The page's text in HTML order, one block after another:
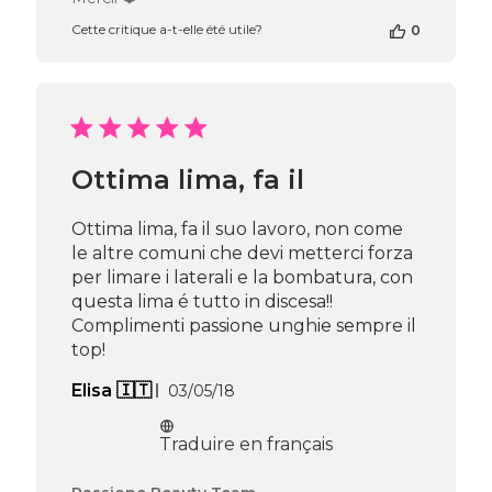
de
Beauty
du
Sun
Aug
11
2024
Cette critique a-t-elle été utile? 0
Ottima lima, fa il
Ottima lima, fa il suo lavoro, non come
le altre comuni che devi metterci forza
per limare i laterali e la bombatura, con
questa lima é tutto in discesa!!
Complimenti passione unghie sempre il
top!
Elisa 🇮🇹
Date
publication
03/05/18
Traduire en français